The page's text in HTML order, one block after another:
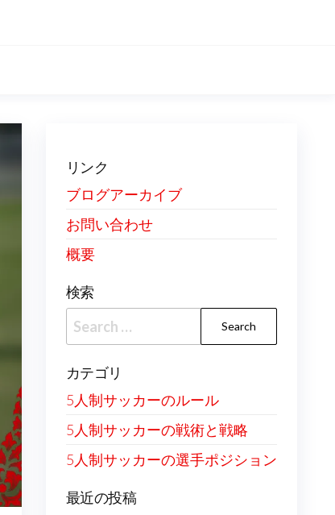
リンク
ブログアーカイブ
お問い合わせ
概要
検索
Search
for:
カテゴリ
5人制サッカーのルール
5人制サッカーの戦術と戦略
5人制サッカーの選手ポジション
最近の投稿